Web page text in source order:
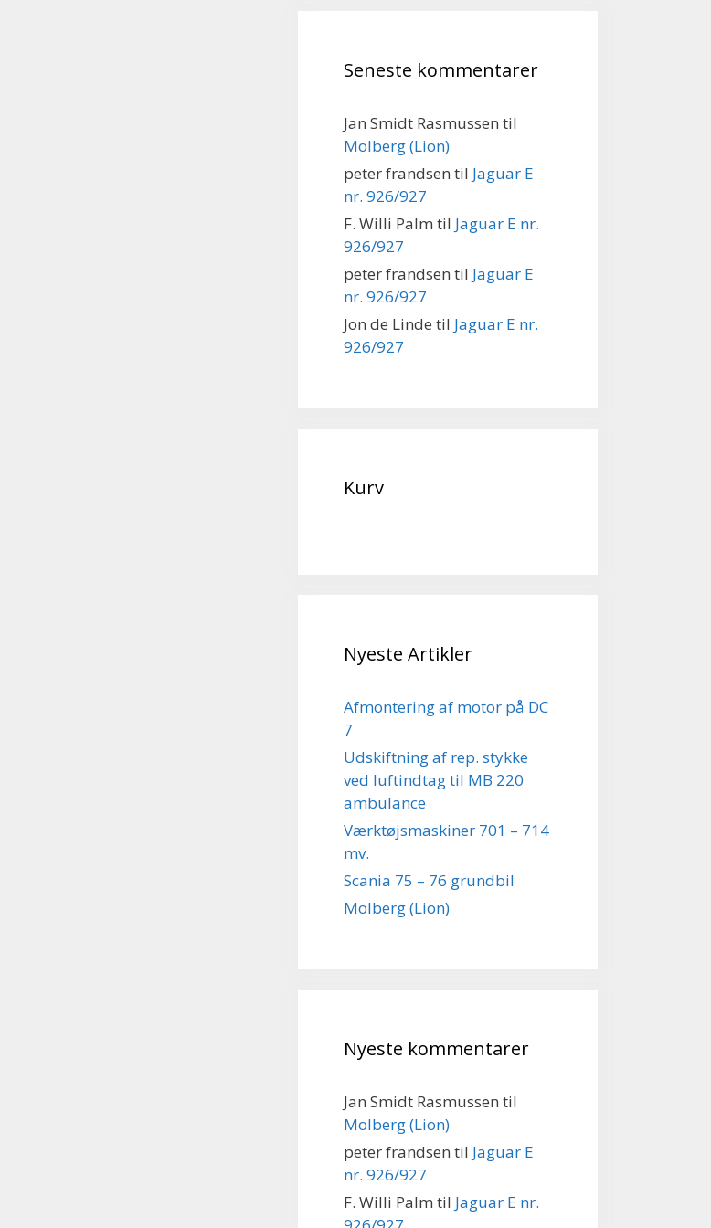
Seneste kommentarer
Jan Smidt Rasmussen til
Molberg (Lion)
peter frandsen til Jaguar E
nr. 926/927
F. Willi Palm til Jaguar E nr.
926/927
peter frandsen til Jaguar E
nr. 926/927
Jon de Linde til Jaguar E nr.
926/927
Kurv
Nyeste Artikler
Afmontering af motor på DC
7
Udskiftning af rep. stykke
ved luftindtag til MB 220
ambulance
Værktøjsmaskiner 701 – 714
mv.
Scania 75 – 76 grundbil
Molberg (Lion)
Nyeste kommentarer
Jan Smidt Rasmussen til
Molberg (Lion)
peter frandsen til Jaguar E
nr. 926/927
F. Willi Palm til Jaguar E nr.